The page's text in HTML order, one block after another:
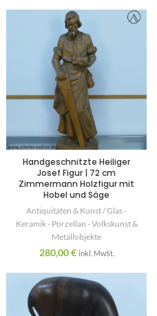
Handgeschnitzte Heiliger
Josef Figur | 72 cm
Zimmermann Holzfigur mit
Hobel und Säge
Antiquitäten & Kunst / Glas -
Keramik - Porzellan - Volkskunst &
Metallobjekte
280,00€ inkl. MwSt.